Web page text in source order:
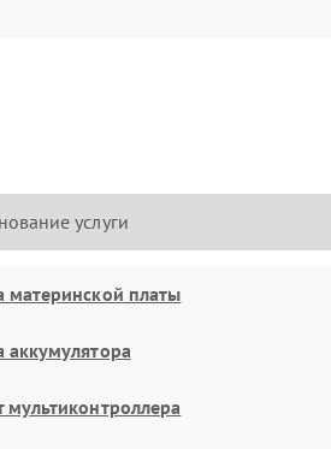
услуги
материнской платы
аккумулятора
мультиконтроллера